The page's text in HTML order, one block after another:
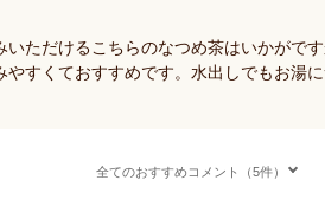
いただけるこちらのなつめ茶はいかがで
やすくておすすめです。水出しでもお湯
全てのおすすめコメント（5件）